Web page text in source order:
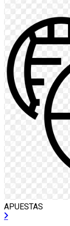
APUESTAS